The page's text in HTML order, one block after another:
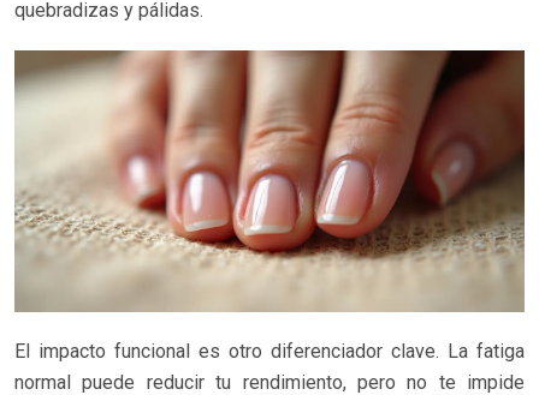
quebradizas y pálidas.
El impacto funcional es otro diferenciador clave. La fatiga
normal puede reducir tu rendimiento, pero no te impide